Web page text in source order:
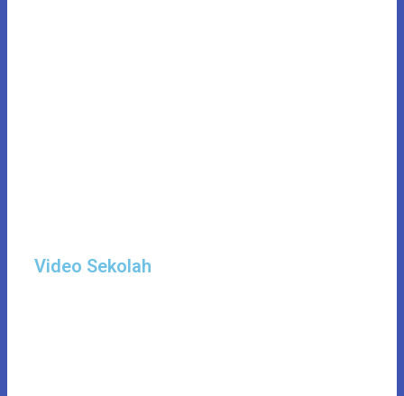
Video Sekolah